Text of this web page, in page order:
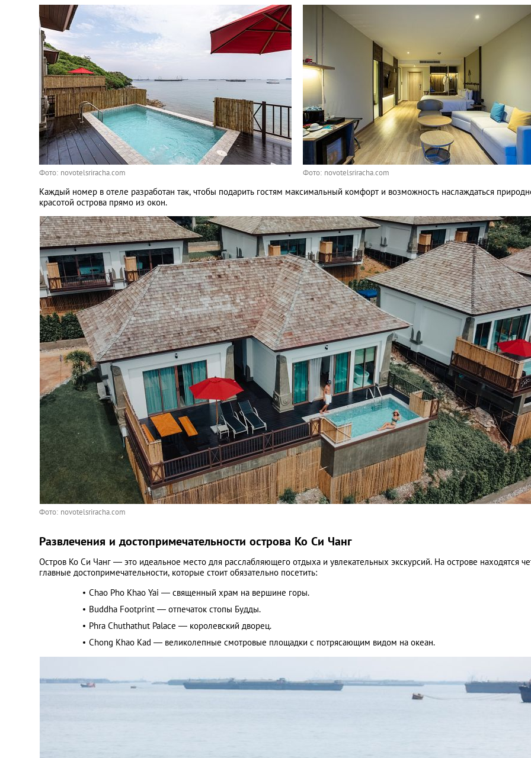
Фото: novotelsriracha.com Фото: novotelsriracha.com
Каждый номер в отеле разработан так, чтобы подарить гостям максимальный комфорт и возможность наслаждаться
красотой острова прямо из окон.
Фото: novotelsriracha.com
Развлечения и достопримечательности острова Ко Си Чанг
Остров Ко Си Чанг — это идеальное место для расслабляющего отдыха и увлекательных экскурсий. На острове находятся
главные достопримечательности, которые стоит обязательно посетить:
Chao Pho Khao Yai — священный храм на вершине горы.
Buddha Footprint — отпечаток стопы Будды.
Phra Chuthathut Palace — королевский дворец.
Chong Khao Kad — великолепные смотровые площадки с потрясающим видом на океан.